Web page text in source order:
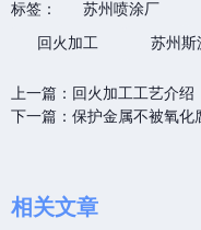
标签： 苏州喷涂厂
回火加工
苏州斯
上一篇： 回火加工工艺介绍
下一篇： 保护金属不被氧
相关文章